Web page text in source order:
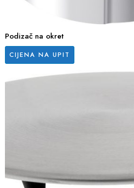
Podizač na okret
CIJENA NA UPIT